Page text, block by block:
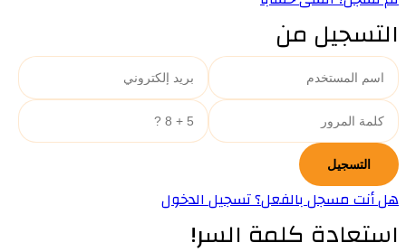
التسجيل من
هل أنت مسجل بالفعل؟ تسجيل الدخول
استعادة كلمة السر!